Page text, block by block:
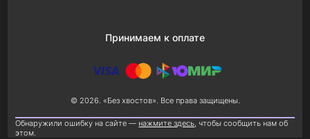
Принимаем к оплате
© 2026. «Без хвостов». Все права защищены.
Обнаружили ошибку на сайте — нажмите здесь, чтобы сообщить нам об
этом.